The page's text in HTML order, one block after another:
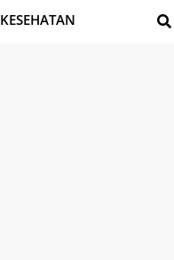
KESEHATAN